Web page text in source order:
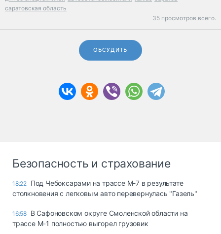
саратовская область
35 просмотров всего.
ОБСУДИТЬ
Безопасность и страхование
18:22 Под Чебоксарами на трассе М-7 в результате
столкновения с легковым авто перевернулась "Газель"
16:58 В Сафоновском округе Смоленской области на
трассе М-1 полностью выгорел грузовик